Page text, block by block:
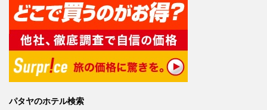
パタヤのホテル検索